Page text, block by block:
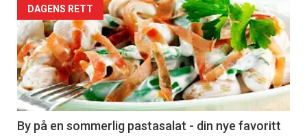
Forsiden
akkurat
nå
-
5
DAGENS RETT
By på en sommerlig pastasalat - din nye favoritt